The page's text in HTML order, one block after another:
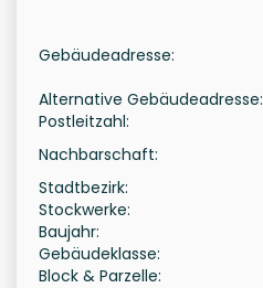
Gebäudeadresse:
Alternative Gebäudeadresse:
Postleitzahl:
Nachbarschaft:
Stadtbezirk:
Stockwerke:
Baujahr:
Gebäudeklasse:
Block & Parzelle: